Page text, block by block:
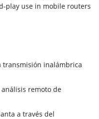
play use in mobile routers
transmisión inalámbrica
remoto de
a través del